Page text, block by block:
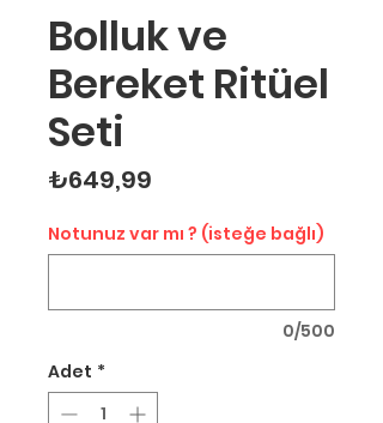
Bolluk ve
Bereket Ritüel
Seti
₺649,99
Notunuz var mı ? (isteğe bağlı)
0/500
Adet *